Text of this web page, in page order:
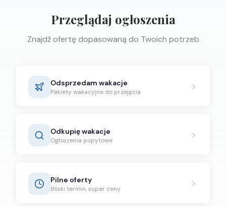
Przeglądaj ogłoszenia
Znajdź ofertę dopasowaną do Twoich potrzeb
Odsprzedam wakacje
Pakiety wakacyjne do przejęcia
Odkupię wakacje
Ogłoszenia popytowe
Pilne oferty
Bliski termin, super ceny